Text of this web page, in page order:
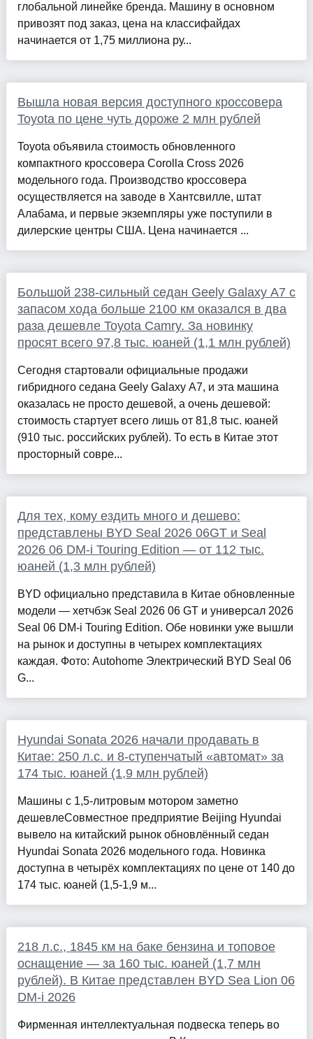
глобальной линейке бренда. Машину в основном
привозят под заказ, цена на классифайдах
начинается от 1,75 миллиона ру...
Вышла новая версия доступного кроссовера
Toyota по цене чуть дороже 2 млн рублей
Toyota объявила стоимость обновленного
компактного кроссовера Corolla Cross 2026
модельного года. Производство кроссовера
осуществляется на заводе в Хантсвилле, штат
Алабама, и первые экземпляры уже поступили в
дилерские центры США. Цена начинается ...
Большой 238-сильный седан Geely Galaxy A7 с
запасом хода больше 2100 км оказался в два
раза дешевле Toyota Camry. За новинку
просят всего 97,8 тыс. юаней (1,1 млн рублей)
Сегодня стартовали официальные продажи
гибридного седана Geely Galaxy A7, и эта машина
оказалась не просто дешевой, а очень дешевой:
стоимость стартует всего лишь от 81,8 тыс. юаней
(910 тыс. российских рублей). То есть в Китае этот
просторный совре...
Для тех, кому ездить много и дешево:
представлены BYD Seal 2026 06GT и Seal
2026 06 DM-i Touring Edition — от 112 тыс.
юаней (1,3 млн рублей)
BYD официально представила в Китае обновленные
модели — хетчбэк Seal 2026 06 GT и универсал 2026
Seal 06 DM-i Touring Edition. Обе новинки уже вышли
на рынок и доступны в четырех комплектациях
каждая. Фото: Autohome Электрический BYD Seal 06
G...
Hyundai Sonata 2026 начали продавать в
Китае: 250 л.с. и 8-ступенчатый «автомат» за
174 тыс. юаней (1,9 млн рублей)
Машины с 1,5-литровым мотором заметно
дешевлеСовместное предприятие Beijing Hyundai
вывело на китайский рынок обновлённый седан
Hyundai Sonata 2026 модельного года. Новинка
доступна в четырёх комплектациях по цене от 140 до
174 тыс. юаней (1,5-1,9 м...
218 л.с., 1845 км на баке бензина и топовое
оснащение — за 160 тыс. юаней (1,7 млн
рублей). В Китае представлен BYD Sea Lion 06
DM-i 2026
Фирменная интеллектуальная подвеска теперь во